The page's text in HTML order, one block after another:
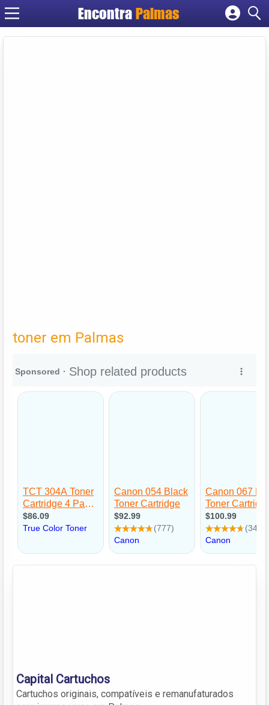
Encontra Palmas
Cadastrar empresa
toner em Palmas
Capital Cartuchos
Cartuchos originais, compatíveis e remanufaturados